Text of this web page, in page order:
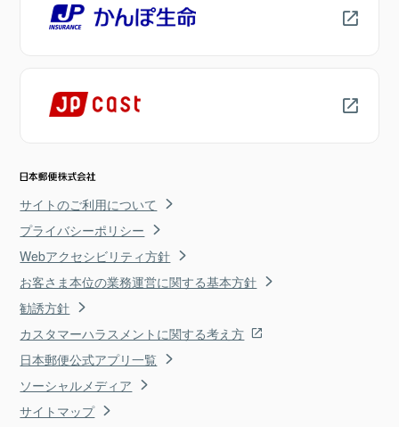
サイトのご利用について
プライバシーポリシー
Webアクセシビリティ方針
お客さま本位の業務運営に関する基本方針
勧誘方針
カスタマーハラスメントに関する考え方
日本郵便公式アプリ一覧
ソーシャルメディア
サイトマップ